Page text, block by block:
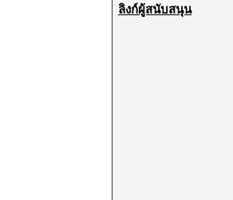
ลิงก์ผู้สนับสนุน